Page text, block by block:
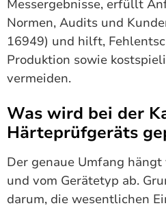
Messergebnisse, erfüllt
Normen, Audits und
16949) und hilft,
Produktion sowie
vermeiden.
Was wird bei der
Härteprüfgeräts
Der genaue Umfang
und vom Gerätetyp ab.
darum, die wesentlichen